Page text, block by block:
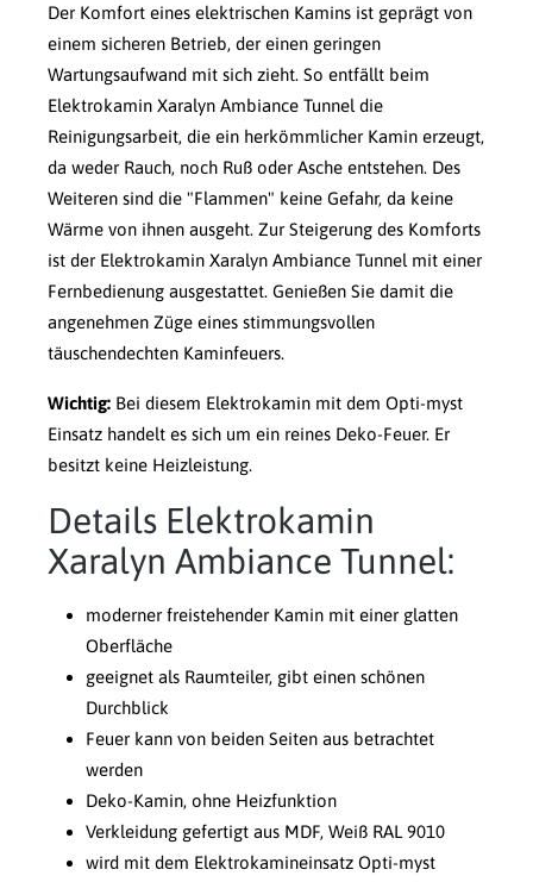
Der Komfort eines elektrischen Kamins ist geprägt von
einem sicheren Betrieb, der einen geringen
Wartungsaufwand mit sich zieht. So entfällt beim
Elektrokamin Xaralyn Ambiance Tunnel die
Reinigungsarbeit, die ein herkömmlicher Kamin erzeugt,
da weder Rauch, noch Ruß oder Asche entstehen. Des
Weiteren sind die "Flammen" keine Gefahr, da keine
Wärme von ihnen ausgeht. Zur Steigerung des Komforts
ist der Elektrokamin Xaralyn Ambiance Tunnel mit einer
Fernbedienung ausgestattet. Genießen Sie damit die
angenehmen Züge eines stimmungsvollen
täuschendechten Kaminfeuers.
Wichtig: Bei diesem Elektrokamin mit dem Opti-myst
Einsatz handelt es sich um ein reines Deko-Feuer. Er
besitzt keine Heizleistung.
Details Elektrokamin
Xaralyn Ambiance Tunnel:
moderner freistehender Kamin mit einer glatten
Oberfläche
geeignet als Raumteiler, gibt einen schönen
Durchblick
Feuer kann von beiden Seiten aus betrachtet
werden
Deko-Kamin, ohne Heizfunktion
Verkleidung gefertigt aus MDF, Weiß RAL 9010
wird mit dem Elektrokamineinsatz Opti-myst